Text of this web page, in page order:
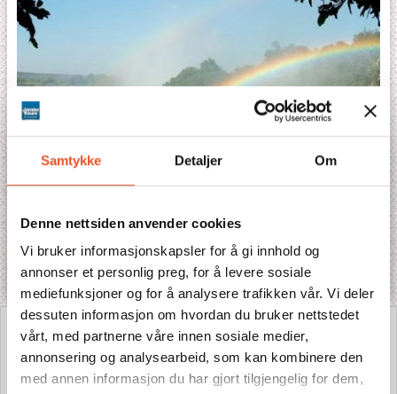
Samtykke Detaljer Om
Denne nettsiden anvender cookies
Vi bruker informasjonskapsler for å gi innhold og
annonser et personlig preg, for å levere sosiale
mediefunksjoner og for å analysere trafikken vår. Vi deler
dessuten informasjon om hvordan du bruker nettstedet
vårt, med partnerne våre innen sosiale medier,
annonsering og analysearbeid, som kan kombinere den
med annen informasjon du har gjort tilgjengelig for dem,
Zimbabwe
Jambo Tours reiser til Zimbabwe går framfor alt til landets vestre hjørne og
området rundt de storslagne Victoriafallene ved grensen til Botswana og
Zambia